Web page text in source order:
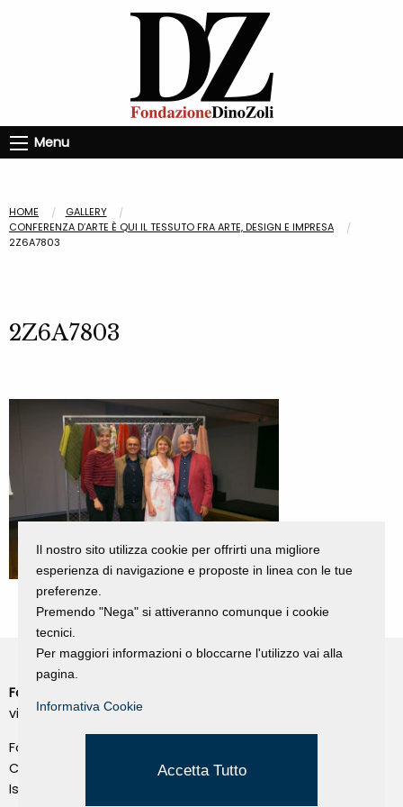
Menu
HOME
GALLERY
CONFERENZA D’ARTE È QUI IL TESSUTO FRA ARTE, DESIGN E IMPRESA
2Z6A7803
2Z6A7803
Fondazione Dino Zoli
viale Bologna 288, Forlì
Fondo dot. euro 285.000 i.v.
CF e P.IVA 03692820404
Isc.Reg Per.Giu. n. 10404
Il nostro sito utilizza cookie per offrirti una migliore
esperienza di navigazione e proposte in linea con le tue
preferenze.
Premendo "Nega" si attiveranno comunque i cookie
tecnici.
Per maggiori informazioni o bloccarne l'utilizzo vai alla
pagina.
Informativa Cookie
Accetta Tutto